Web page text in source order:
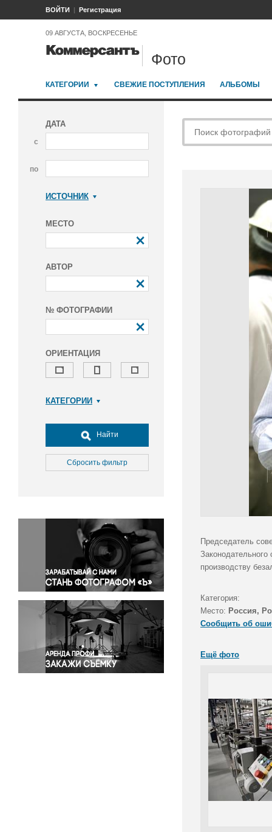
ВОЙТИ Регистрация
09 АВГУСТА, ВОСКРЕСЕНЬЕ
Фото
КАТЕГОРИИ СВЕЖИЕ ПОСТУПЛЕНИЯ АЛЬБОМЫ
ДАТА
с
по
ИСТОЧНИК
МЕСТО
АВТОР
№ ФОТОГРАФИИ
ОРИЕНТАЦИЯ
КАТЕГОРИИ
Досуг, туризм и отдых
Культура
Медицина
Окружающая среда
Политика
Правосудие
Происшествия и конфликты
Религия
Светская жизнь
Спорт
Экология
Экономика и бизнес
Найти
Сбросить фильтр
Председатель
производству
Категория:
Место: Россия,
Сообщить об
Ещё фото